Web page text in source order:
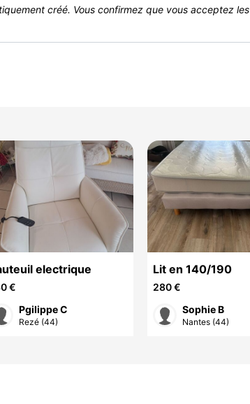
créé. Vous confirmez que vous acceptez les
electrique
€
Pgilippe C
Rezé (44)
Lit en 140/190
280 €
Sophie B
Nantes (44)